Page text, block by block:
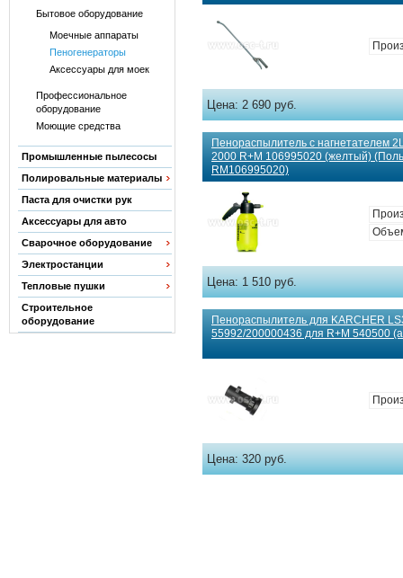
Бытовое оборудование
Моечные аппараты
Пеногенераторы
Аксессуары для моек
Профессиональное
оборудование
Моющие средства
Промышленные пылесосы
Полировальные материалы
Паста для очистки рук
Аксессуары для авто
Сварочное оборудование
Электростанции
Тепловые пушки
Строительное
оборудование
Цена: 2 690 руб.
Пенораспылитель с нагнетателем
2000 R+M 106995020 (желтый)
RM106995020)
Цена: 1 510 руб.
Пенораспылитель для KARCHER
55992/200000436 для R+M 540500
Цена: 320 руб.